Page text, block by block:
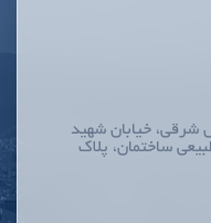
شرقی، خیابان شهید
ساختمان، پلاک